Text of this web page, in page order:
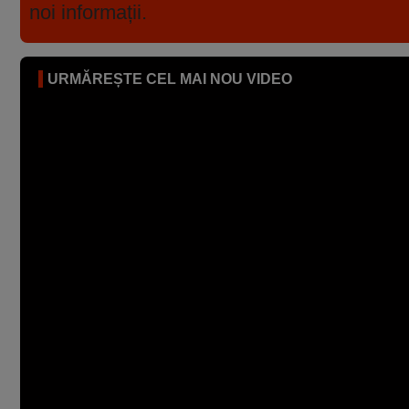
noi informații.
URMĂREȘTE CEL MAI NOU VIDEO